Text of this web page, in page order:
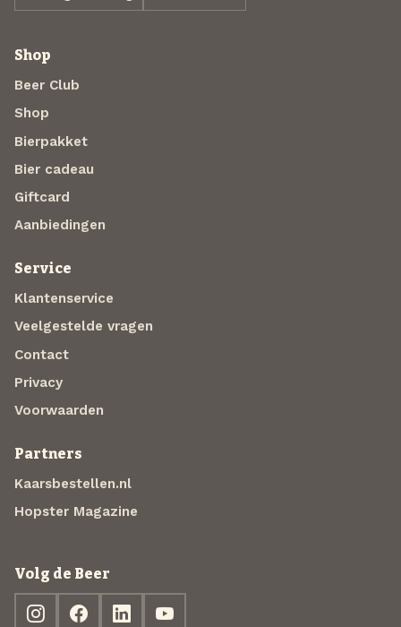
Shop
Beer Club
Shop
Bierpakket
Bier cadeau
Giftcard
Aanbiedingen
Service
Klantenservice
Veelgestelde vragen
Contact
Privacy
Voorwaarden
Partners
Kaarsbestellen.nl
Hopster Magazine
Volg de Beer